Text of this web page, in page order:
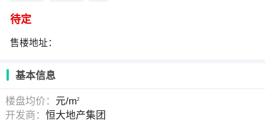
待定
售楼地址：
基本信息
楼盘均价： 元/m2
开发商：恒大地产集团